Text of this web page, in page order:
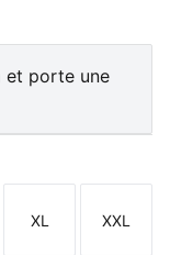
et porte une
Taille
XL
Taille
XXL